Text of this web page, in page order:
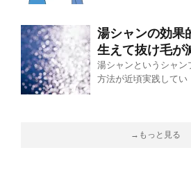
湯シャンの効果
生えて抜け毛が
湯シャンというシャン
方法が近頃実践してい
→もっと見る